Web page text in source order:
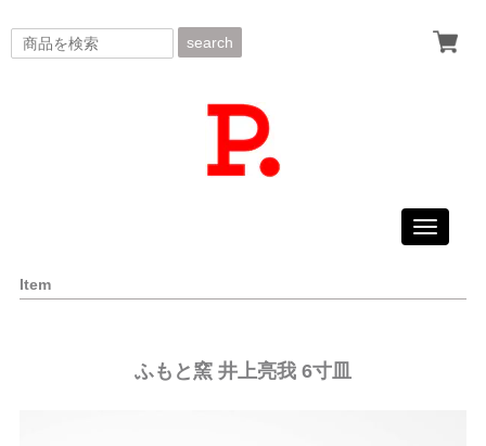
search
Toggle
Item
ふもと窯 井上亮我 6寸皿